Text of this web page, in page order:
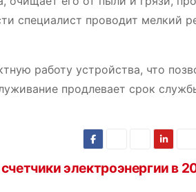
специалист проводит мелкий
работу устройства, что
продлевает срок
электроэнергии в